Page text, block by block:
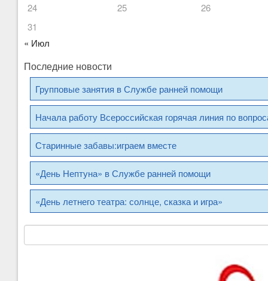
24
25
26
31
« Июл
Последние новости
Групповые занятия в Службе ранней помощи
Начала работу Всероссийская горячая линия по
Старинные забавы:играем вместе
«День Нептуна» в Службе ранней помощи
«День летнего театра: солнце, сказка и игра»